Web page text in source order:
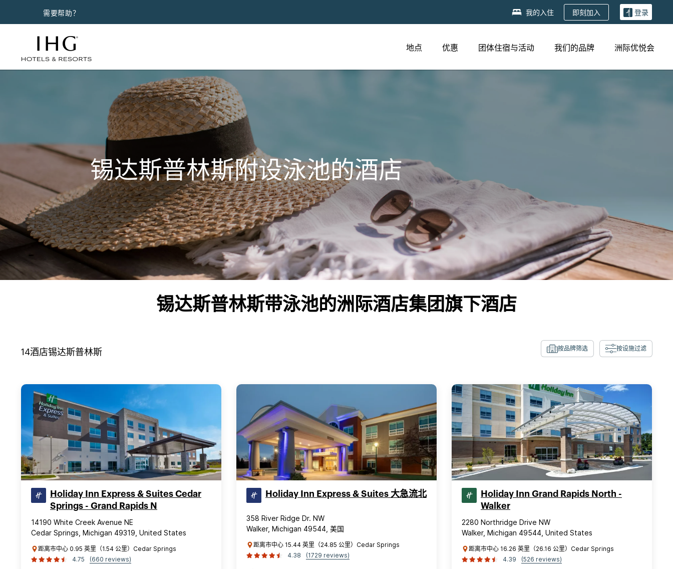
需要帮助？ 我的入住 即刻加入 登录
地点 优惠 团体住宿与活动 我们的品牌 洲际优悦会
锡达斯普林斯附设泳池的酒店
锡达斯普林斯带泳池的洲际酒店集团旗下酒店
14酒店锡达斯普林斯 按品牌筛选 按设施过滤
Holiday Inn Express & Suites Cedar
Springs - Grand Rapids N
14190 White Creek Avenue NE
Cedar Springs, Michigan 49319, United States
距离市中心 0.95 英里（1.54 公里）Cedar Springs
4.75
(660 reviews)
Holiday Inn Express & Suites 大急流北
358 River Ridge Dr. NW
Walker, Michigan 49544, 美国
距离市中心 15.44 英里（24.85 公里）Cedar Springs
4.38
(1729 reviews)
Holiday Inn Grand Rapids North -
Walker
2280 Northridge Drive NW
Walker, Michigan 49544, United States
距离市中心 16.26 英里（26.16 公里）Cedar Springs
4.39
(526 reviews)